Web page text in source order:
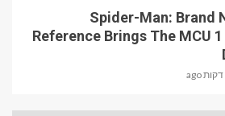
Spider-Man: Brand
Reference Brings The MCU